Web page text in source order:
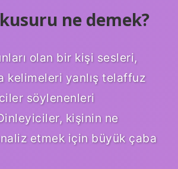
ne demek?
olan bir kişi sesleri,
kelimeleri yanlış telaffuz
söylenenleri
kişinin ne
etmek için büyük çaba